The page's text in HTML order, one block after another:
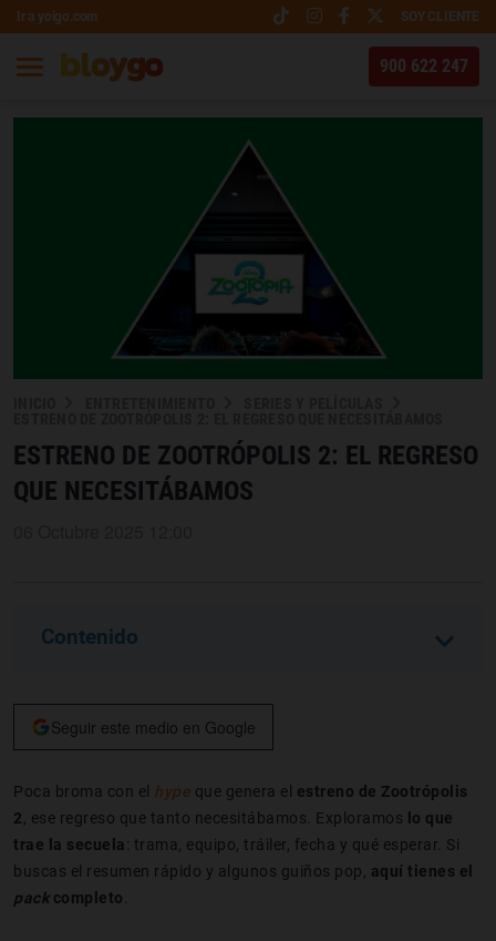
Ir a yoigo.com SOY CLIENTE
900 622 247
ESTRENO DE ZOOTRÓPOLIS 2: EL REGRESO
QUE NECESITÁBAMOS
Contenido
Seguir este medio en Google
Poca broma con el hype que genera el estreno de Zootrópolis
2 , ese regreso que tanto necesitábamos. Exploramos
lo que
trae la secuela: trama, equipo, tráiler, fecha y qué esperar. Si
buscas el resumen rápido y algunos guiños pop, aquí tienes el
pack completo